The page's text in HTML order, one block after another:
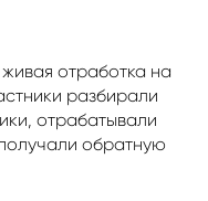
отработка на
разбирали
отрабатывали
обратную